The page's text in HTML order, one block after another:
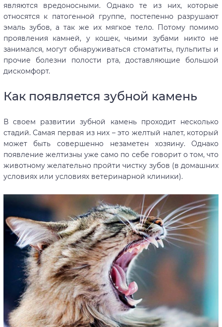
являются вредоносными. Однако те из них, которые
относятся к патогенной группе, постепенно разрушают
эмаль зубов, а так же их мягкое тело. Потому помимо
проявления камней, у кошек, чьими зубами никто не
занимался, могут обнаруживаться стоматиты, пульпиты и
прочие болезни полости рта, доставляющие большой
дискомфорт.
Как появляется зубной камень
В своем развитии зубной камень проходит несколько
стадий. Самая первая из них – это желтый налет, который
может быть совершенно незаметен хозяину. Однако
появление желтизны уже само по себе говорит о том, что
животному желательно пройти чистку зубов (в домашних
условиях или условиях ветеринарной клиники).